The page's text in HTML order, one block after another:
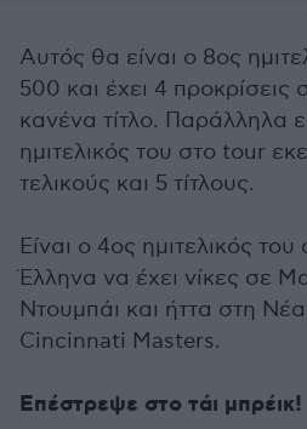
Aυτός θα είναι ο 8ος
500 και έχει 4 προκρίσεις
κανένα τίτλο. Παράλληλα
ημιτελικός του στο tour
τελικούς και 5 τίτλους.
Είναι ο 4ος ημιτελικός
Έλληνα να έχει νίκες σε
Ντουμπάι και ήττα στη
Cincinnati Masters.
Επέστρεψε στο τάι μπρέικ!